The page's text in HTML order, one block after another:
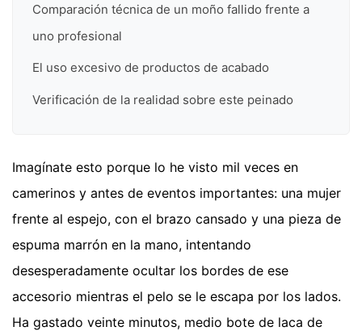
Comparación técnica de un moño fallido frente a
uno profesional
El uso excesivo de productos de acabado
Verificación de la realidad sobre este peinado
Imagínate esto porque lo he visto mil veces en
camerinos y antes de eventos importantes: una mujer
frente al espejo, con el brazo cansado y una pieza de
espuma marrón en la mano, intentando
desesperadamente ocultar los bordes de ese
accesorio mientras el pelo se le escapa por los lados.
Ha gastado veinte minutos, medio bote de laca de